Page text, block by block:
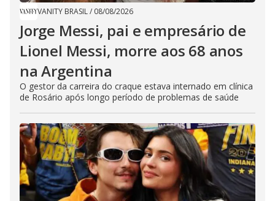
VANITY BRASIL/ 08/08/2026
Jorge Messi, pai e empresário de
Lionel Messi, morre aos 68 anos
na Argentina
O gestor da carreira do craque estava internado em clínica
de Rosário após longo período de problemas de saúde